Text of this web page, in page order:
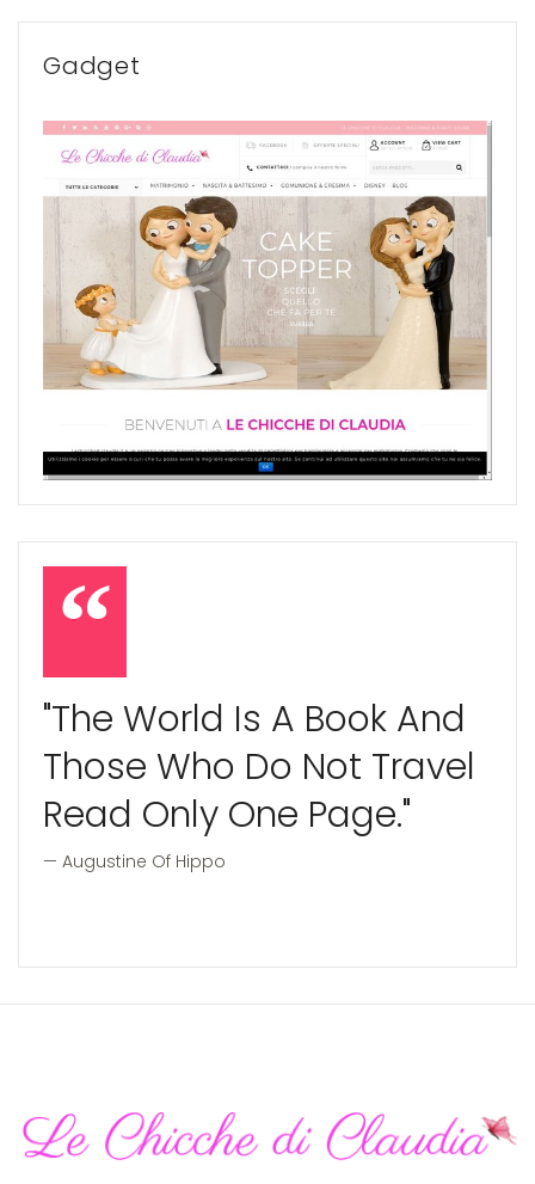
Gadget
"The World Is A Book And
Those Who Do Not Travel
Read Only One Page."
Augustine Of Hippo